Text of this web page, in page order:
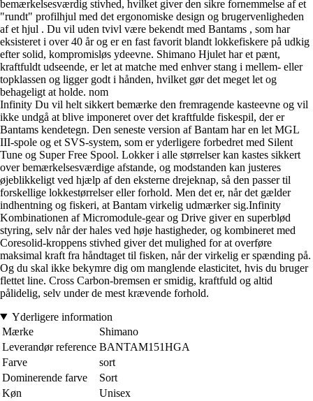
bemærkelsesværdig stivhed, hvilket giver den sikre fornemmelse af et
"rundt" profilhjul med det ergonomiske design og brugervenligheden
af et hjul . Du vil uden tvivl være bekendt med Bantams , som har
eksisteret i over 40 år og er en fast favorit blandt lokkefiskere på udkig
efter solid, kompromisløs ydeevne. Shimano Hjulet har et pænt,
kraftfuldt udseende, er let at matche med enhver stang i mellem- eller
topklassen og ligger godt i hånden, hvilket gør det meget let og
behageligt at holde. nom
Infinity Du vil helt sikkert bemærke den fremragende kasteevne og vil
ikke undgå at blive imponeret over det kraftfulde fiskespil, der er
Bantams kendetegn. Den seneste version af Bantam har en let MGL
III-spole og et SVS-system, som er yderligere forbedret med Silent
Tune og Super Free Spool. Lokker i alle størrelser kan kastes sikkert
over bemærkelsesværdige afstande, og modstanden kan justeres
øjeblikkeligt ved hjælp af den eksterne drejeknap, så den passer til
forskellige lokkestørrelser eller forhold. Men det er, når det gælder
indhentning og fiskeri, at Bantam virkelig udmærker sig.Infinity
Kombinationen af Micromodule-gear og Drive giver en superblød
styring, selv når der hales ved høje hastigheder, og kombineret med
Coresolid-kroppens stivhed giver det mulighed for at overføre
maksimal kraft fra håndtaget til fisken, når der virkelig er spænding på.
Og du skal ikke bekymre dig om manglende elasticitet, hvis du bruger
flettet line. Cross Carbon-bremsen er smidig, kraftfuld og altid
pålidelig, selv under de mest krævende forhold.
Yderligere information
Mærke
Shimano
Leverandør reference BANTAM151HGA
Farve
sort
Dominerende farve
Sort
Køn
Unisex